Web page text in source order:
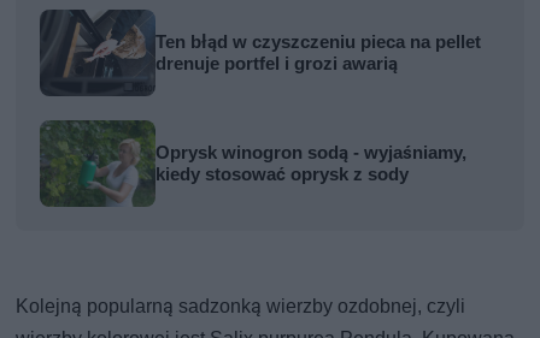
Ten błąd w czyszczeniu pieca na pellet
drenuje portfel i grozi awarią
Oprysk winogron sodą - wyjaśniamy,
kiedy stosować oprysk z sody
Kolejną popularną sadzonką wierzby ozdobnej, czyli